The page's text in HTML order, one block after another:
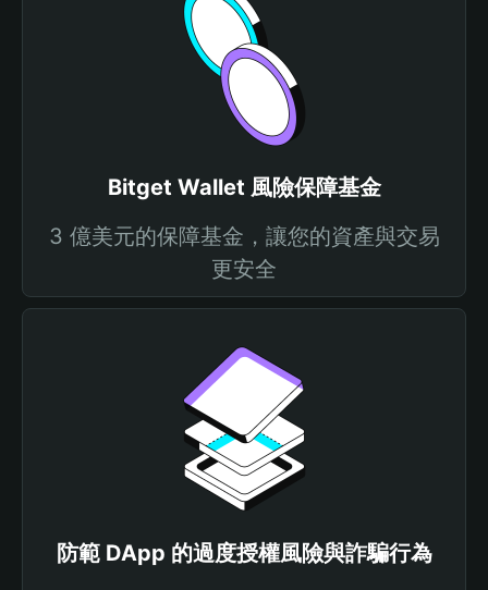
Bitget Wallet 風險保障基金
3 億美元的保障基金，讓您的資產與交易
更安全
防範 DApp 的過度授權風險與詐騙行為